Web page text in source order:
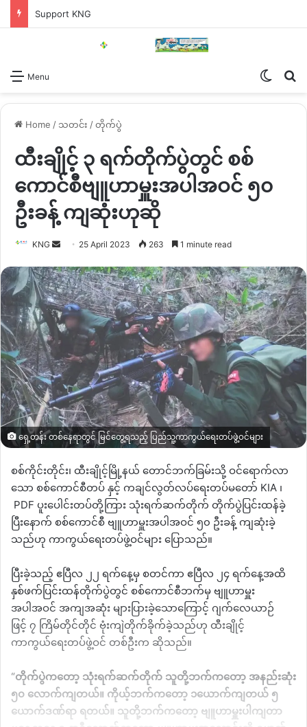
Support KNG
Menu
Home / သတင်း /တိုက်ပွဲ
ထီးချိုင့် ၃ ရက်တိုက်ပွဲတွင် စစ်
ကောင်စီဗျူဟာမှူးအပါအဝင် ၅၀
ဦးခန့် ကျဆုံးဟုဆို
KNG
Send
email
25 April 2023 263 1 minute read
ရှေ့တန်း တစ်နေရာတွင် မြင်တွေ့ရသည့် ပြည်သူ့ကာကွယ်ရေးတပ်ဖွဲ့ဝင်များ
စစ်ကိုင်းတိုင်း၊ ထီးချိုင့်မြို့နယ် တောင်ဘက်ခြမ်းသို့ ဝင်ရောက်လာ
သော စစ်ကောင်စီတပ် နှင့် ကချင်လွတ်လပ်ရေးတပ်မတော် KIA ၊
PDF ပူးပေါင်းတပ်တို့ကြား သုံးရက်ဆက်တိုက် တိုက်ပွဲပြင်းထန်ခဲ့
ပြီးနောက် စစ်ကောင်စီ ဗျူဟာမှူးအပါအဝင် ၅၀ ဦးခန့် ကျဆုံးခဲ့
သည်ဟု ကာကွယ်ရေးတပ်ဖွဲ့ဝင်များ ပြောသည်။
ပြီးခဲ့သည့် ဧပြီလ ၂၂ ရက်နေ့မှ စတင်ကာ ဧပြီလ ၂၄ ရက်နေ့အထိ
နှစ်ဖက်ပြင်းထန်တိုက်ပွဲတွင် စစ်ကောင်စီဘက်မှ ဗျူဟာမှူး
အပါအဝင် အကျအဆုံး များပြားခဲ့သောကြောင့် ဂျက်လေယာဉ်
ဖြင့် ၇ ကြိမ်တိုင်တိုင် ဗုံးကျဲတိုက်ခိုက်ခဲ့သည်ဟု ထီးချိုင့်
ကာကွယ်ရေးတပ်ဖွဲ့ဝင် တစ်ဦးက ဆိုသည်။
“တိုက်ပွဲကတော့ သုံးရက်ဆက်တိုက် သူတို့ဘက်ကတော့ အနည်းဆုံး
၅၀ လောက်ကျတယ်။ ကိုယ့်ဘက်ကတော့ ၁ယောက်ကျတယ် ၅
ယောက်ဒဏ်ရာ ရတယ်။ သူတို့ဘက်ကတော့ ဗျူဟာမှူးပါကျတာ